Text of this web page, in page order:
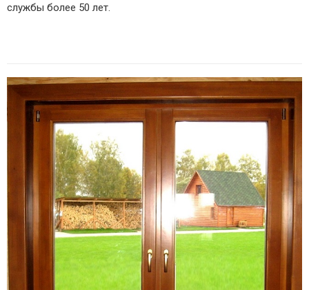
службы более 50 лет.